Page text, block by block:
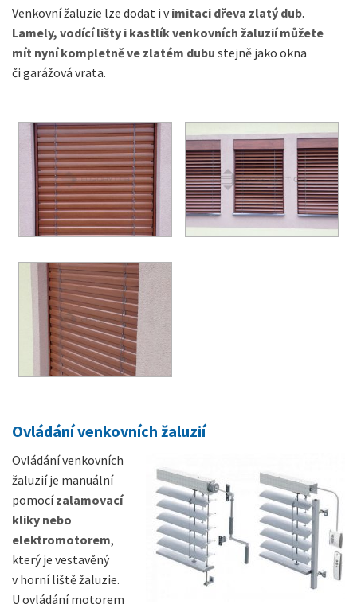
Venkovní žaluzie lze dodat i vimitaci dřeva zlatý dub.
Lamely, vodící lišty i kastlík venkovních žaluzií můžete
mít nyní kompletně ve zlatém dubu stejně jako okna
či garážová vrata.
Ovládání venkovních žaluzií
Ovládání venkovních
žaluzií je manuální
pomocízalamovací
kliky nebo
elektromotorem,
který je vestavěný
v horní liště žaluzie.
U ovládání motorem